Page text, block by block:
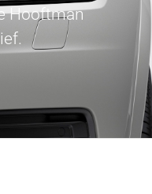
Hooftman